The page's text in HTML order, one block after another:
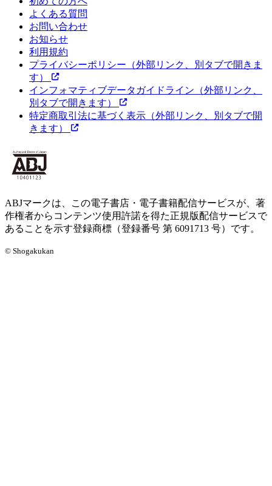
よくある質問
お問い合わせ
お知らせ
利用規約
プライバシーポリシー （外部リンク、別タブで開きま
す）
インフォマティブデータガイドライン （外部リンク、
別タブで開きます）
特定商取引法に基づく表示 （外部リンク、別タブで開
きます）
ABJマークは、この電子書店・電子書籍配信サービスが、著
作権者からコンテンツ使用許諾を得た正規版配信サービスで
あることを示す登録商標（登録番号 第 6091713 号）です。
© Shogakukan